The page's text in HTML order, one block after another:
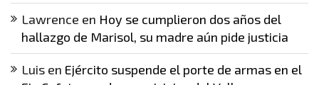
Lawrence en Hoy se cumplieron dos años del
hallazgo de Marisol, su madre aún pide justicia
Luis en Ejército suspende el porte de armas en el